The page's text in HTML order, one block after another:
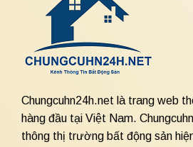
Chungcuhn24h.net là trang web
hàng đầu tại Việt Nam.
thông thị trường bất động sản